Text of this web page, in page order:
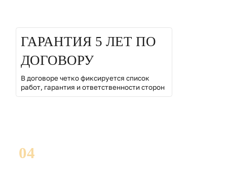
ГАРАНТИЯ 5 ЛЕТ ПО
ДОГОВОРУ
В договоре четко фиксируется список
работ, гарантия и ответственности сторон
04